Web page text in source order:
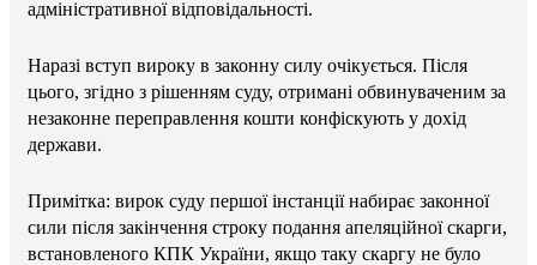
адміністративної відповідальності.
Наразі вступ вироку в законну силу очікується. Після
цього, згідно з рішенням суду, отримані обвинуваченим за
незаконне переправлення кошти конфіскують у дохід
держави.
Примітка: вирок суду першої інстанції набирає законної
сили після закінчення строку подання апеляційної скарги,
встановленого КПК України, якщо таку скаргу не було